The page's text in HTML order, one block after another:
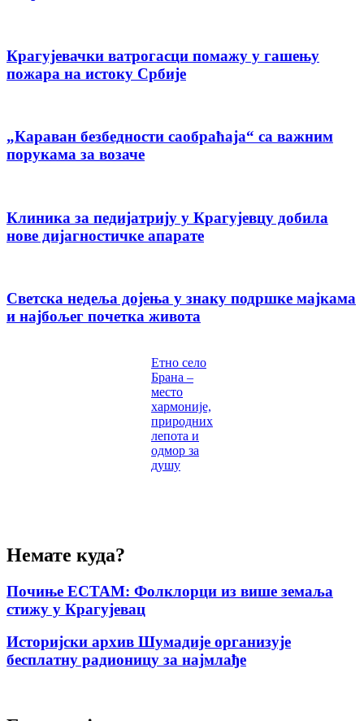
Крагујевачки ватрогасци помажу у гашењу
пожара на истоку Србије
„Караван безбедности саобраћаја“ са важним
порукама за возаче
Клиника за педијатрију у Крагујевцу добила
нове дијагностичке апарате
Светска недеља дојења у знаку подршке мајкама
и најбољег почетка живота
Етно село
Брана –
место
хармоније,
природних
лепота и
одмор за
душу
Немате куда?
Почиње ЕСТАМ: Фолклорци из више земаља
стижу у Крагујевац
Историјски архив Шумадије организује
бесплатну радионицу за најмлађе